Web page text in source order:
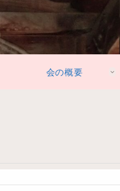
会の概要